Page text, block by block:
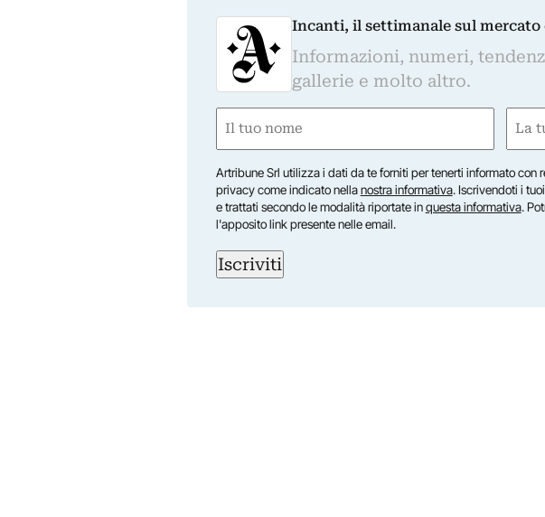
Incanti, il settimanale sul mercato
Informazioni, numeri,
gallerie e molto altro.
Nome
First
Email
Artribune Srl utilizza i dati da te forniti per tenerti informato con
privacy come indicato nellanostra informativa. Iscrivendoti i
e trattati secondo le modalità riportate inquesta informativa.
l'apposito link presente nelle email.
Iscriviti